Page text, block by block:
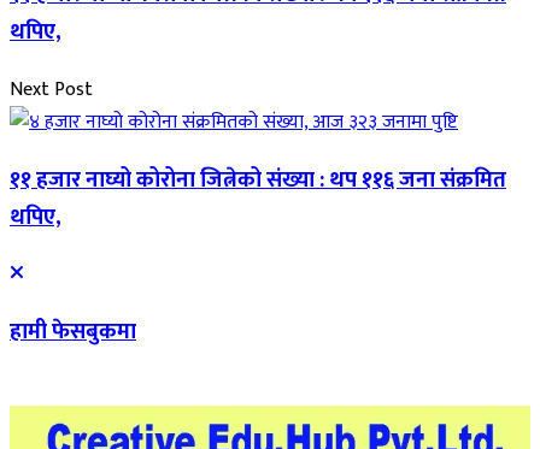
थपिए,
Next Post
११ हजार नाघ्यो कोरोना जित्नेको संख्या : थप ११६ जना संक्रमित
थपिए,
हामी फेसबुकमा